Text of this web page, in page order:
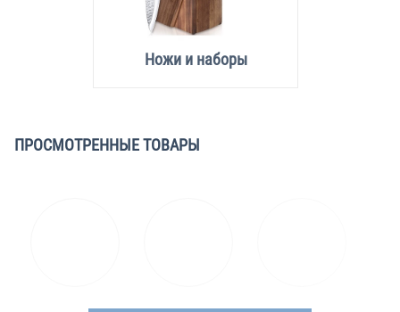
Ножи и наборы
ПРОСМОТРЕННЫЕ ТОВАРЫ